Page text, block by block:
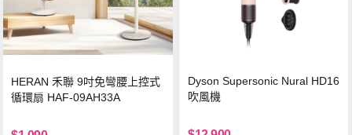
HERAN 禾聯 9吋免彎腰上控式
循環扇 HAF-09AH33A
Dyson Supersonic Nural HD16
吹風機